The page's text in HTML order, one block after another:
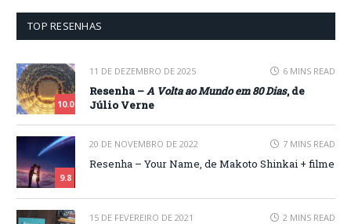
TOP RESENHAS
10.0
11 DE DEZEMBRO DE 2025 6 MINS READ
Resenha –A Volta ao Mundo em 80 Dias, de
Júlio Verne
9.8
20 DE NOVEMBRO DE 2022 7 MINS READ
Resenha – Your Name, de Makoto Shinkai + filme
15 DE FEVEREIRO DE 2021 2 MINS READ